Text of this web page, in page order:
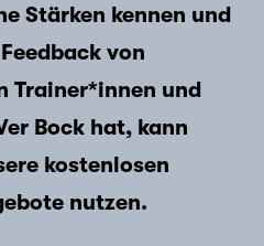
Stärken kennen und
von
Trainer*innen und
Bock hat, kann
kostenlosen
nutzen.